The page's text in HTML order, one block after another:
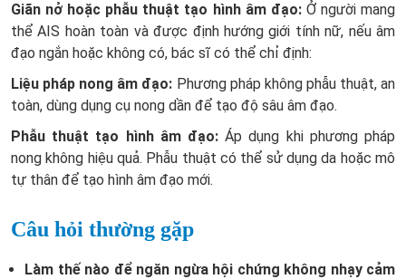
Giãn nở hoặc phẫu thuật tạo hình âm đạo: Ở người mang
thể AIS hoàn toàn và được định hướng giới tính nữ, nếu âm
đạo ngắn hoặc không có, bác sĩ có thể chỉ định:
Liệu pháp nong âm đạo: Phương pháp không phẫu thuật, an
toàn, dùng dụng cụ nong dần để tạo độ sâu âm đạo.
Phẫu thuật tạo hình âm đạo:Áp dụng khi phương pháp
nong không hiệu quả. Phẫu thuật có thể sử dụng da hoặc mô
tự thân để tạo hình âm đạo mới.
Câu hỏi thường gặp
Làm thế nào để ngăn ngừa hội chứng không nhạy cảm